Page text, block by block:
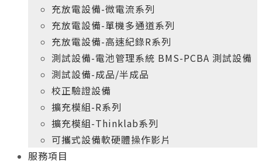
充放電設備-微電流系列
充放電設備-單機多通道系列
充放電設備-高速紀錄R系列
測試設備-電池管理系統 BMS-PCBA 測試設備
測試設備-成品/半成品
校正驗證設備
擴充模組-R系列
擴充模組-Thinklab系列
可攜式設備軟硬體操作影片
服務項目